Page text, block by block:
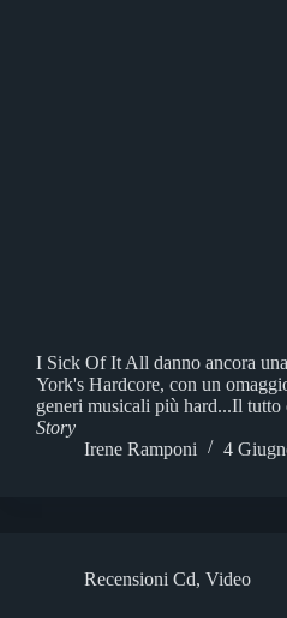
I Sick Of It All danno ancora
York's Hardcore, con un
generi musicali più hard...Il tutto
Story
Irene Ramponi
4
Recensioni Cd, Video